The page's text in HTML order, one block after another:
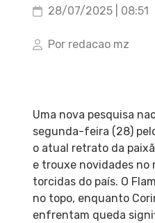
28/07/2025 | 08:51
Por redacao mz
Uma nova pesquisa
segunda-feira (28)
o atual retrato da
e trouxe novidades no
torcidas do país. O
no topo, enquanto
enfrentam queda